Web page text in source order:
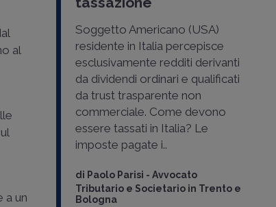
al
a un
Soggetto Americano (USA)
residente in Italia percepisce
esclusivamente redditi derivanti
da dividendi ordinari e qualificati
da trust trasparente non
commerciale. Come devono
essere tassati in Italia? Le
imposte pagate i..
di Paolo Parisi - Avvocato
Tributario e Societario in Trento e
Bologna